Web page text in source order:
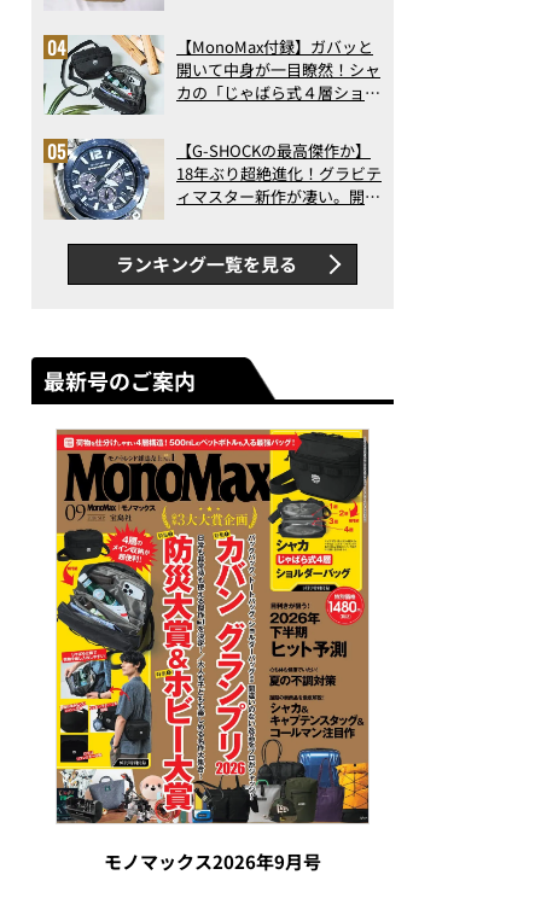
記事ランキングベスト3】
（2026年6月版）
【MonoMax付録】ガバッと
開いて中身が一目瞭然！シャ
カの「じゃばら式４層ショル
った！
【G-SHOCKの最高傑作か】
18年ぶり超絶進化！グラビテ
ィマスター新作が凄い。開発
新ムーブメントの衝撃
ランキング一覧を見る
最新号のご案内
モノマックス2026年9月号